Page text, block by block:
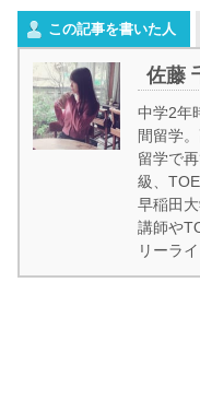
この記事を書いた人
佐藤
中学2年
間留学
留学で
級、
早稲田
講師や
リーラ